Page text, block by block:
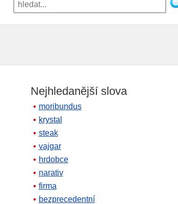
Nejhledanější slova
moribundus
krystal
steak
vajgar
hrdobce
narativ
firma
bezprecedentní